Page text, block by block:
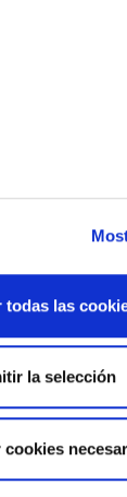
todas las
la selección
cookies
SERVICIO
SOCIAL
Y
INTERNO